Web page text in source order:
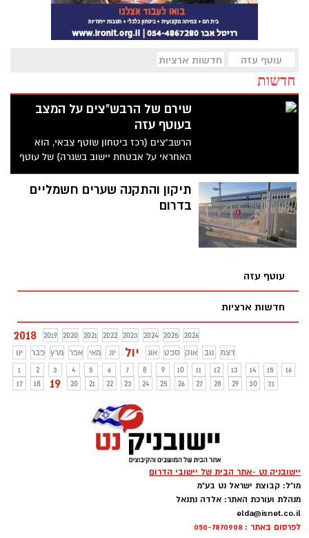
עוטף עזה חדשות ארציות
חדשות
שירם של הרבש"צים על המצב
בעוטף עזה
הרשב"צים (רכז ביטחון שוטף צבאי, הוא
האחראי על אבטחת יישוב בשגרה) של עוטף
עזה יצרו שיר על המצב, מדובר באנשים
יקרים שעומדים בחזית טרור הבלונים
והעפיפונים- מומלץ להאזין ולשתף מילים:
תיקון והתקנה שערים חשמליים
בדרום
עוטף עזה
חדשות ארציות
2018 2019 2020 2021 2022 2023 2024 2025
2026
ינו
פבר מרץ אפר מאי יונ יול אוג ספט אוק נוב
דצמ
1
2 3 4 5 6 7 8 9 10 11 12 13 14 15
16
17
18 19 20 21 22 23 24 25 26 27 28 29 30 31
יישובניק נט -אתר הבית של יישובי הדרום
מו"ל: קבוצת ישראל נט בע"מ
מנהלת ועורכת האתר: אלדה נתנאל
elda@isnet.co.il
לפרסום באתר : 050-7870908